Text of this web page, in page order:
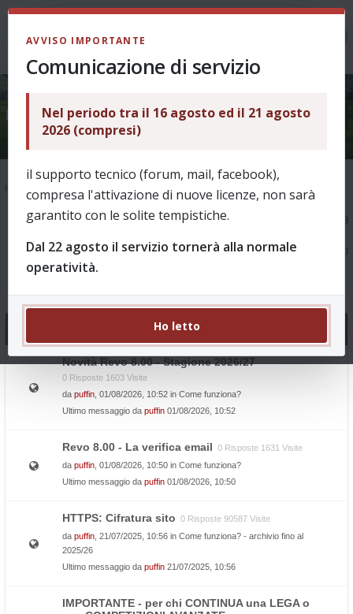
Bug e problemi
Indice
1 2 3 4 5 … 8 189
argomenti
Novità Revo 8.00 - Stagione 2026/27
0 Risposte 1603 Visite
da puffin , 01/08/2026, 10:52 in Come funziona?
Ultimo messaggio da puffin 01/08/2026, 10:52
Revo 8.00 - La verifica email 0 Risposte 1631 Visite
da puffin , 01/08/2026, 10:50 in Come funziona?
Ultimo messaggio da puffin 01/08/2026, 10:50
HTTPS: Cifratura sito 0 Risposte 90587 Visite
da puffin , 21/07/2025, 10:56 in Come funziona? - archivio fino al
2025/26
Ultimo messaggio da puffin 21/07/2025, 10:56
IMPORTANTE - per chi CONTINUA una LEGA o
AVVISO IMPORTANTE
Comunicazione di servizio
Nel periodo tra il 16 agosto ed il 21 agosto
2026 (compresi)
il supporto tecnico (forum, mail, facebook),
compresa l'attivazione di nuove licenze, non sarà
garantito con le solite tempistiche.
Dal 22 agosto il servizio tornerà alla normale
operatività.
Ho letto